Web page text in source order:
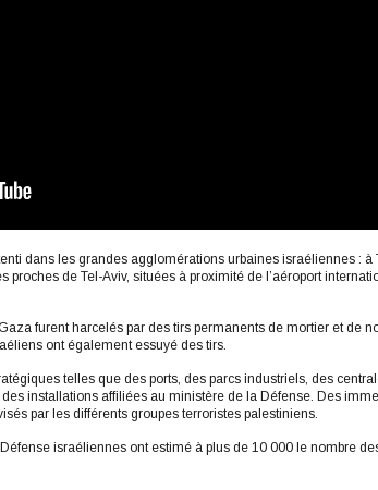
dans les grandes agglomérations urbaines israéliennes : à
de Tel-Aviv, situées à proximité de l’aéroport
furent harcelés par des tirs permanents de mortier et de
ont également essuyé des tirs.
telles que des ports, des parcs industriels, des
installations affiliées au ministère de la Défense. Des
par les différents groupes terroristes palestiniens.
israéliennes ont estimé à plus de 10 000 le nombre